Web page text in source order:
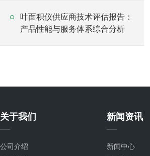
叶面积仪供应商技术评估报告：
产品性能与服务体系综合分析
关于我们
公司介绍
新闻资讯
新闻中心